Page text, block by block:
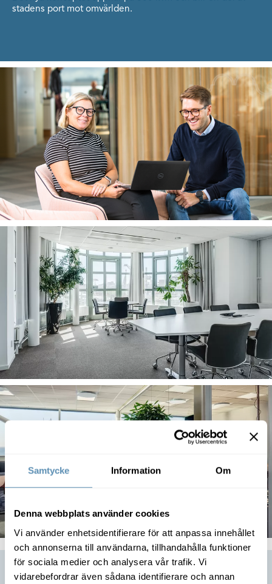
Samtycke Information Om
Denna webbplats använder cookies
Vi använder enhetsidentifierare för att anpassa innehållet
och annonserna till användarna, tillhandahålla funktioner
för sociala medier och analysera vår trafik. Vi
vidarebefordrar även sådana identifierare och annan
stadens port mot omvärlden.
Genetor vill möta företagens